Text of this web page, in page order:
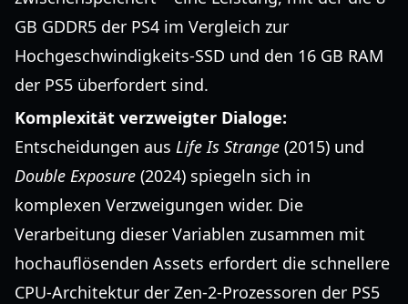
GB GDDR5 der PS4 im Vergleich zur
Hochgeschwindigkeits-SSD und den 16 GB RAM
der PS5 überfordert sind.
Komplexität verzweigter Dialoge:
Entscheidungen aus Life Is Strange (2015) und
Double Exposure (2024) spiegeln sich in
komplexen Verzweigungen wider. Die
Verarbeitung dieser Variablen zusammen mit
hochauflösenden Assets erfordert die schnellere
CPU-Architektur der Zen-2-Prozessoren der PS5